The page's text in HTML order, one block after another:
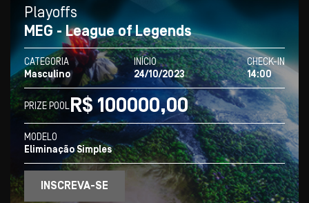
Playoffs
MEG - League of Legends
CATEGORIA
Masculino
INÍCIO
24/10/2023
CHECK-IN
14:00
PRIZE POOLR$ 100000,00
MODELO
Eliminação Simples
INSCREVA-SE